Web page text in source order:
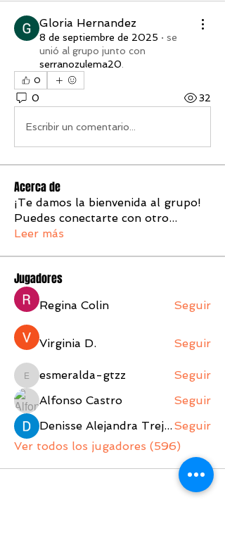
Gloria Hernandez
8 de septiembre de 2025 · se
unió al grupo junto con
serranozulema20
0
0 32
Escribir un comentario...
Acerca de
¡Te damos la bienvenida al grupo!
Puedes conectarte con otro...
Leer más
Jugadores
Regina Colin Seguir
Virginia D. Seguir
esmeralda-gtzz
esmeralda-gtzz
Seguir
Alfonso Castro
Seguir
Denisse Alejandra Trejo Lopez Seguir
Ver todos los jugadores (596)